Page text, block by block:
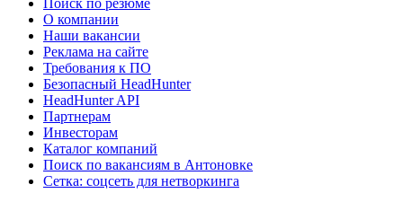
О компании
Наши вакансии
Реклама на сайте
Требования к ПО
Безопасный HeadHunter
HeadHunter API
Партнерам
Инвесторам
Каталог компаний
Поиск по вакансиям в Антоновке
Сетка: соцсеть для нетворкинга